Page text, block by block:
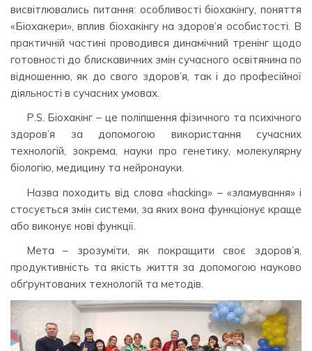
висвітлювались питання: особливості біохакінгу, поняття
«Біохакери», вплив біохакінгу на здоров’я особистості. В
практичній частині проводився динамічний тренінг щодо
готовності до блискавичних змін сучасного освітянина по
відношенню, як до свого здоров’я, так і до професійної
діяльності в сучасних умовах.
Р.S. Біохакінг – це поліпшення фізичного та психічного
здоров’я за допомогою використання сучасних
технологій, зокрема, науки про генетику, молекулярну
біологію, медицину та нейронауки.
Назва походить від слова «hacking» – «зламування» і
стосується змін системи, за яких вона функціонує краще
або виконує нові функції.
Мета – зрозуміти, як покращити своє здоров’я,
продуктивність та якість життя за допомогою науково
обґрунтованих технологій та методів.